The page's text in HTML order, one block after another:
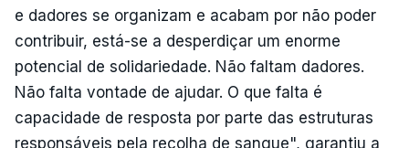
e dadores se organizam e acabam por não poder
contribuir, está-se a desperdiçar um enorme
potencial de solidariedade. Não faltam dadores.
Não falta vontade de ajudar. O que falta é
capacidade de resposta por parte das estruturas
responsáveis pela recolha de sangue", garantiu a